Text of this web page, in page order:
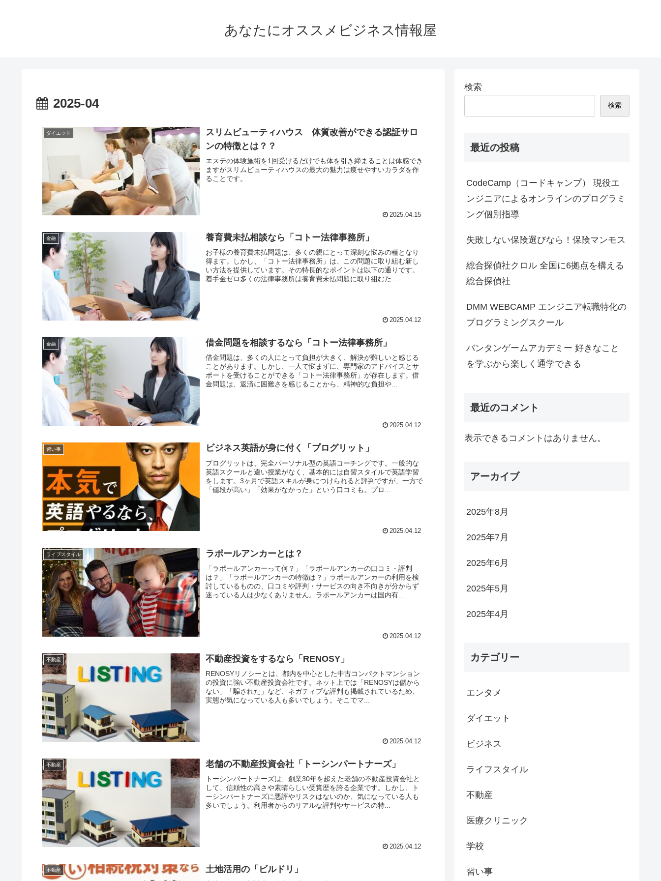
あなたにオススメビジネス情報屋
2025-04
ダイエット
スリムビューティハウス 体質改善ができる認証サロ
ンの特徴とは？？
エステの体験施術を1回受けるだけでも体を引き締まることは体感でき
ますがスリムビューティハウスの最大の魅力は痩せやすいカラダを作
ることです。
2025.04.15
金融 養育費未払相談なら「コトー法律事務所」
お子様の養育費未払問題は、多くの親にとって深刻な悩みの種となり
得ます。しかし、「コトー法律事務所」は、この問題に取り組む新し
い方法を提供しています。その特長的なポイントは以下の通りです。
着手金ゼロ多くの法律事務所は養育費未払問題に取り組むた...
2025.04.12
金融 借金問題を相談するなら「コトー法律事務所」
借金問題は、多くの人にとって負担が大きく、解決が難しいと感じる
ことがあります。しかし、一人で悩まずに、専門家のアドバイスとサ
ポートを受けることができる「コトー法律事務所」が存在します。借
金問題は、返済に困難さを感じることから、精神的な負担や...
2025.04.12
習い事 ビジネス英語が身に付く「プログリット」
プログリットは、完全パーソナル型の英語コーチングです。一般的な
英語スクールと違い授業がなく、基本的には自習スタイルで英語学習
をします。3ヶ月で英語スキルが身につけられると評判ですが、一方で
「値段が高い」「効果がなかった」という口コミも。プロ...
2025.04.12
ライフスタイル ラポールアンカーとは？
「ラポールアンカーって何？」「ラポールアンカーの口コミ・評判
は？」「ラポールアンカーの特徴は？」ラポールアンカーの利用を検
討しているものの、口コミや評判・サービスの向き不向きが分からず
迷っている人は少なくありません。ラポールアンカーは国内有...
2025.04.12
不動産 不動産投資をするなら「RENOSY」
RENOSYリノシーとは、都内を中心とした中古コンパクトマンション
の投資に強い不動産投資会社です。ネット上では「RENOSYは儲から
ない」「騙された」など、ネガティブな評判も掲載されているため、
実態が気になっている人も多いでしょう。そこでマ...
2025.04.12
不動産 老舗の不動産投資会社「トーシンパートナーズ」
トーシンパートナーズは、創業30年を超えた老舗の不動産投資会社と
して、信頼性の高さや素晴らしい受賞歴を誇る企業です。しかし、ト
ーシンパートナーズに悪評やリスクはないのか、気になっている人も
多いでしょう。利用者からのリアルな評判やサービスの特...
2025.04.12
不動産 土地活用の「ビルドリ」
検索
検索
最近の投稿
CodeCamp（コードキャンプ） 現役エ
ンジニアによるオンラインのプログラミ
ング個別指導
失敗しない保険選びなら！保険マンモス
総合探偵社クロル 全国に6拠点を構える
総合探偵社
DMM WEBCAMP エンジニア転職特化の
プログラミングスクール
バンタンゲームアカデミー 好きなこと
を学ぶから楽しく通学できる
最近のコメント
表示できるコメントはありません。
アーカイブ
2025年8月
2025年7月
2025年6月
2025年5月
2025年4月
カテゴリー
エンタメ
ダイエット
ビジネス
ライフスタイル
不動産
医療クリニック
学校
習い事